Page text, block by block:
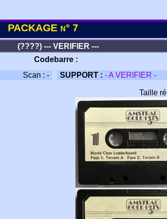
PACKAGE n° 7
(????) --- VERIFIER ---
Codebarre :
Scan : - SUPPORT : - A VERIFIER -
Taille